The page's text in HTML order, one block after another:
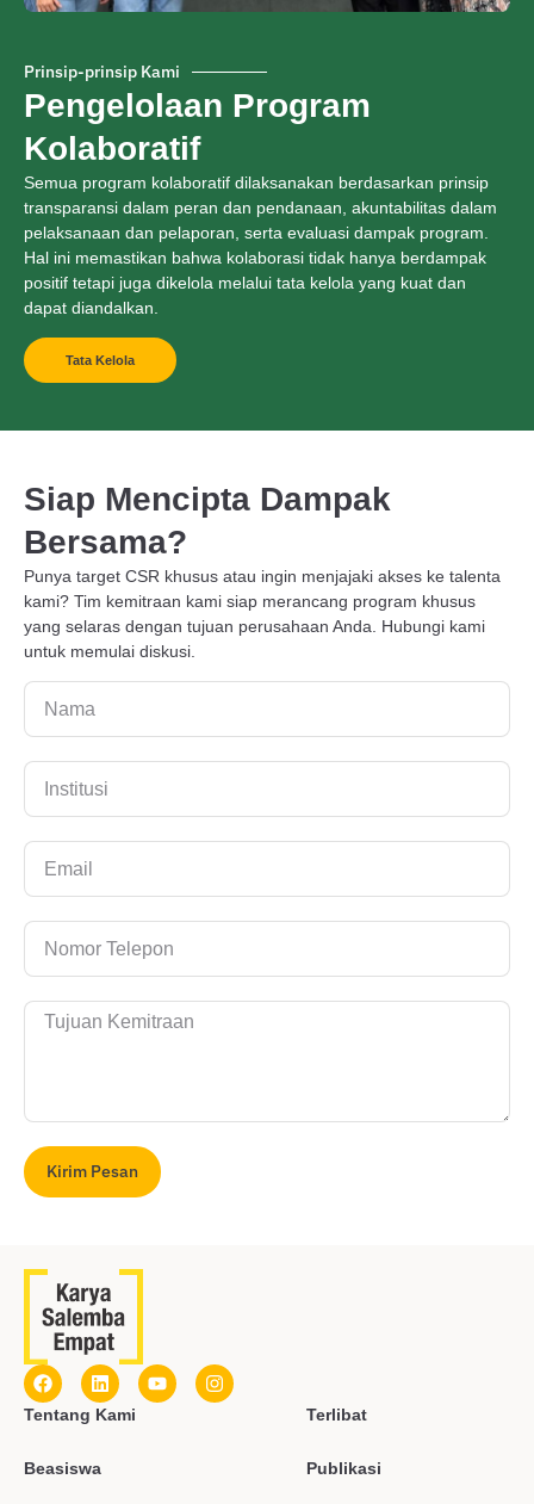
Prinsip-prinsip Kami
Pengelolaan Program
Kolaboratif
Semua program kolaboratif dilaksanakan berdasarkan prinsip
transparansi dalam peran dan pendanaan, akuntabilitas dalam
pelaksanaan dan pelaporan, serta evaluasi dampak program.
Hal ini memastikan bahwa kolaborasi tidak hanya berdampak
positif tetapi juga dikelola melalui tata kelola yang kuat dan
dapat diandalkan.
Tata Kelola
Siap Mencipta Dampak
Bersama?
Punya target CSR khusus atau ingin menjajaki akses ke talenta
kami? Tim kemitraan kami siap merancang program khusus
yang selaras dengan tujuan perusahaan Anda. Hubungi kami
untuk memulai diskusi.
Kirim Pesan
Tentang Kami
Beasiswa
Terlibat
Publikasi